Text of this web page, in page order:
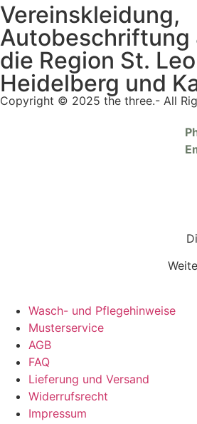
Vereinskleidung,
Autobeschriftung
die Region St.
Heidelberg und
Copyright © 2025 the three.- All
Wasch- und Pflegehinweise
Musterservice
AGB
FAQ
Lieferung und Versand
Widerrufsrecht
Impressum